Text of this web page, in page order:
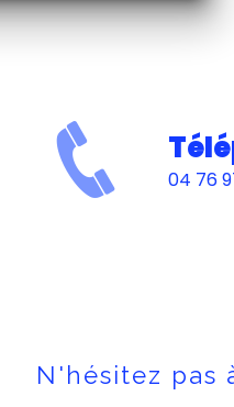
04 76
N'hésitez pas